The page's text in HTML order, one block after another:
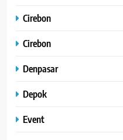
Cirebon
Cirebon
Denpasar
Depok
Event